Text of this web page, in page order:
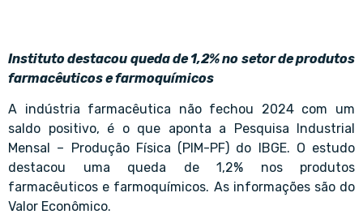
Instituto destacou queda de 1,2% no setor de produtos
farmacêuticos e farmoquímicos
A indústria farmacêutica não fechou 2024 com um
saldo positivo, é o que aponta a Pesquisa Industrial
Mensal – Produção Física (PIM-PF) do IBGE. O estudo
destacou uma queda de 1,2% nos produtos
farmacêuticos e farmoquímicos. As informações são do
Valor Econômico.